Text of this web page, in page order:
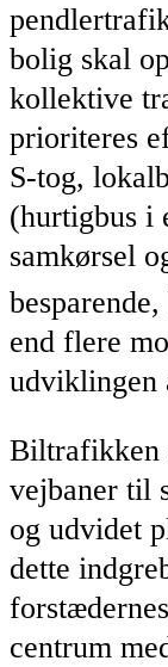
bolig skal
kollektive
prioriteres
S-tog,
(hurtigbus i
samkørsel
end flere
udviklingen
Biltrafikken
vejbaner til
og udvidet
dette
centrum